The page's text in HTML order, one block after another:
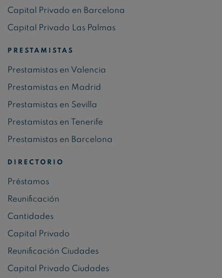
Capital Privado en Barcelona
Capital Privado Las Palmas
PRESTAMISTAS
Prestamistas en Valencia
Prestamistas en Madrid
Prestamistas en Sevilla
Prestamistas en Tenerife
Prestamistas en Barcelona
DIRECTORIO
Préstamos
Reunificación
Cantidades
Capital Privado
Reunificación Ciudades
Capital Privado Ciudades